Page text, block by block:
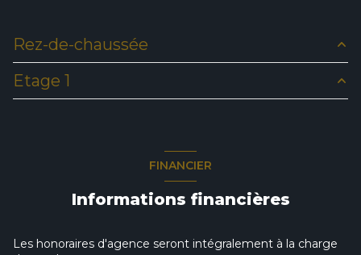
Rez-de-chaussée
salon/sejour
Etage 1
FINANCIER
Informations financières
Les honoraires d'agence seront intégralement à la charge